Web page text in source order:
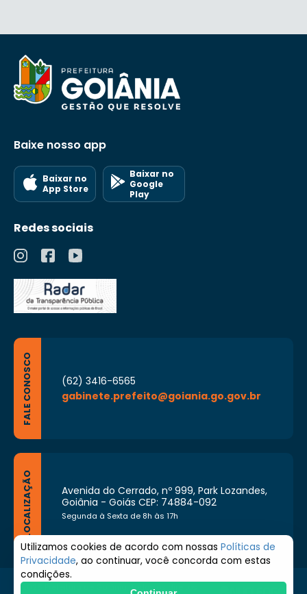
Baixe nosso app
Baixar no
App Store
Baixar no
Google
Play
Redes sociais
FALE CONOSCO
(62) 3416-6565
gabinete.prefeito@goiania.go.gov.br
LOCALIZAÇÃO
Avenida do Cerrado, nº 999, Park Lozandes,
Goiânia - Goiás CEP: 74884-092
Segunda à Sexta de 8h às 17h
© 2026 Prefeitura de Goiânia. Todos os direitos
Utilizamos cookies de acordo com nossas Políticas de
Privacidade, ao continuar, você concorda com estas
condições.